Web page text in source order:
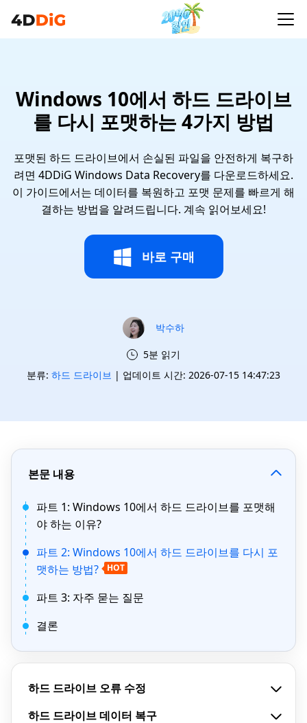
Windows 10에서 하드 드라이브
를 다시 포맷하는 4가지 방법
포맷된 하드 드라이브에서 손실된 파일을 안전하게 복구하
려면 4DDiG Windows Data Recovery를 다운로드하세요.
이 가이드에서는 데이터를 복원하고 포맷 문제를 빠르게 해
결하는 방법을 알려드립니다. 계속 읽어보세요!
바로 구매
박수하
5분 읽기
분류: 하드 드라이브 | 업데이트 시간: 2026-07-15 14:47:23
본문 내용
파트 1: Windows 10에서 하드 드라이브를 포맷해
야 하는 이유?
파트 2: Windows 10에서 하드 드라이브를 다시 포
맷하는 방법?
HOT
파트 3: 자주 묻는 질문
결론
하드 드라이브 오류 수정
하드 드라이브 데이터 복구